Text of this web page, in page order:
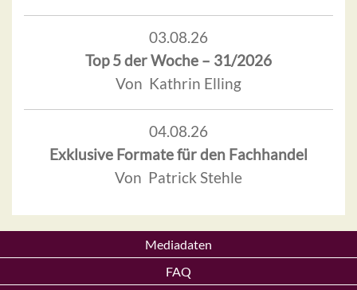
03.08.26
Top 5 der Woche – 31/2026
Von Kathrin Elling
04.08.26
Exklusive Formate für den Fachhandel
Von Patrick Stehle
Mediadaten
FAQ